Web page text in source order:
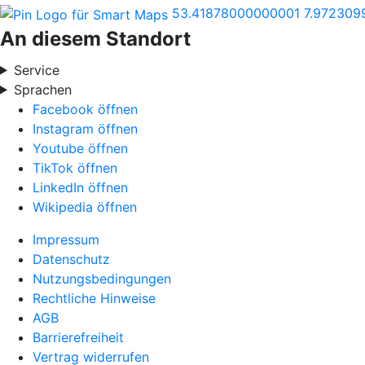
53.41878000000001
An diesem Standort
Service
Sprachen
Facebook öffnen
Instagram öffnen
Youtube öffnen
TikTok öffnen
LinkedIn öffnen
Wikipedia öffnen
Impressum
Datenschutz
Nutzungsbedingungen
Rechtliche Hinweise
AGB
Barrierefreiheit
Vertrag widerrufen